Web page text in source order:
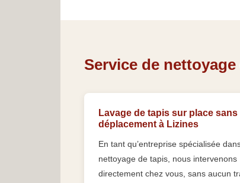
Service de
Lavage de tapis sur place sans
déplacement à Lizines
En tant qu’entreprise spécialisée
nettoyage de tapis, nous intervenons
directement chez vous, sans aucun